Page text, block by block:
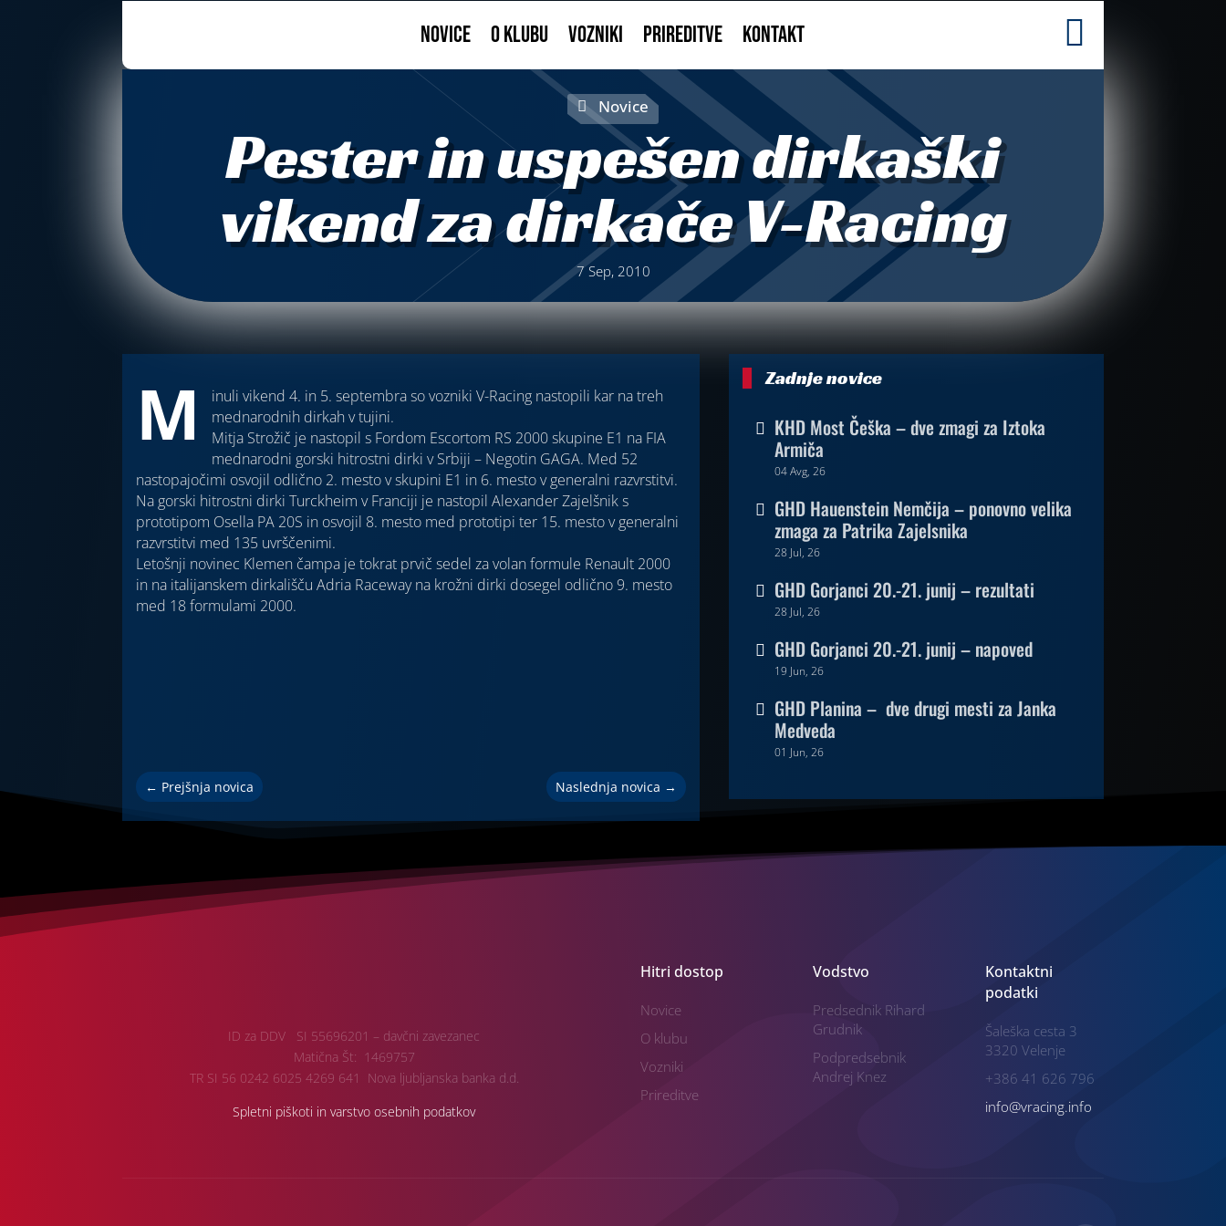
NOVICE O KLUBU VOZNIKI PRIREDITVE KONTAKT 
Novice
Pester in uspešen dirkaški
vikend za dirkače V-Racing
7 Sep, 2010
M
inuli vikend 4. in 5. septembra so vozniki V-Racing nastopili kar na treh
mednarodnih dirkah v tujini.
Mitja Strožič je nastopil s Fordom Escortom RS 2000 skupine E1 na FIA
mednarodni gorski hitrostni dirki v Srbiji – Negotin GAGA. Med 52
nastopajočimi osvojil odlično 2. mesto v skupini E1 in 6. mesto v generalni razvrstitvi.
Na gorski hitrostni dirki Turckheim v Franciji je nastopil Alexander Zajelšnik s
prototipom Osella PA 20S in osvojil 8. mesto med prototipi ter 15. mesto v generalni
razvrstitvi med 135 uvrščenimi.
Letošnji novinec Klemen čampa je tokrat prvič sedel za volan formule Renault 2000
in na italijanskem dirkališču Adria Raceway na krožni dirki dosegel odlično 9. mesto
med 18 formulami 2000.
← Prejšnja novica Naslednja novica →
Zadnje novice
 KHD Most Češka – dve zmagi za Iztoka
Armiča
04 Avg, 26
 GHD Hauenstein Nemčija – ponovno velika
zmaga za Patrika Zajelsnika
28 Jul, 26
 GHD Gorjanci 20.-21. junij – rezultati
28 Jul, 26
 GHD Gorjanci 20.-21. junij – napoved
19 Jun, 26
 GHD Planina – dve drugi mesti za Janka
Medveda
01 Jun, 26
ID za DDV SI 55696201 – davčni zavezanec
Matična Št: 1469757
TR SI 56 0242 6025 4269 641 Nova ljubljanska banka d.d.
Spletni piškoti in varstvo osebnih podatkov
Hitri dostop
Novice
O klubu
Vozniki
Prireditve
Vodstvo
Predsednik Rihard
Grudnik
Podpredsebnik
Andrej Knez
Kontaktni
podatki
Šaleška cesta 3
3320 Velenje
+386 41 626 796
info@vracing.info